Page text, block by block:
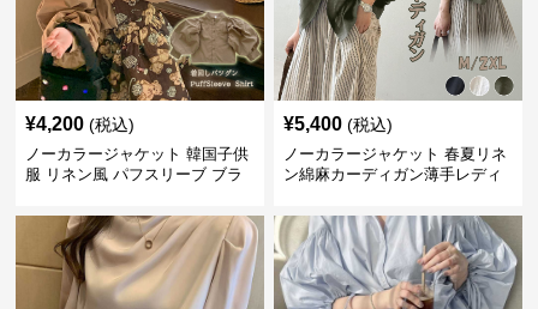
¥4,200 (税込)
ノーカラージャケット 韓国子供
服 リネン風 パフスリーブ ブラ
¥5,400 (税込)
ノーカラージャケット 春夏リネ
ン綿麻カーディガン薄手レディ